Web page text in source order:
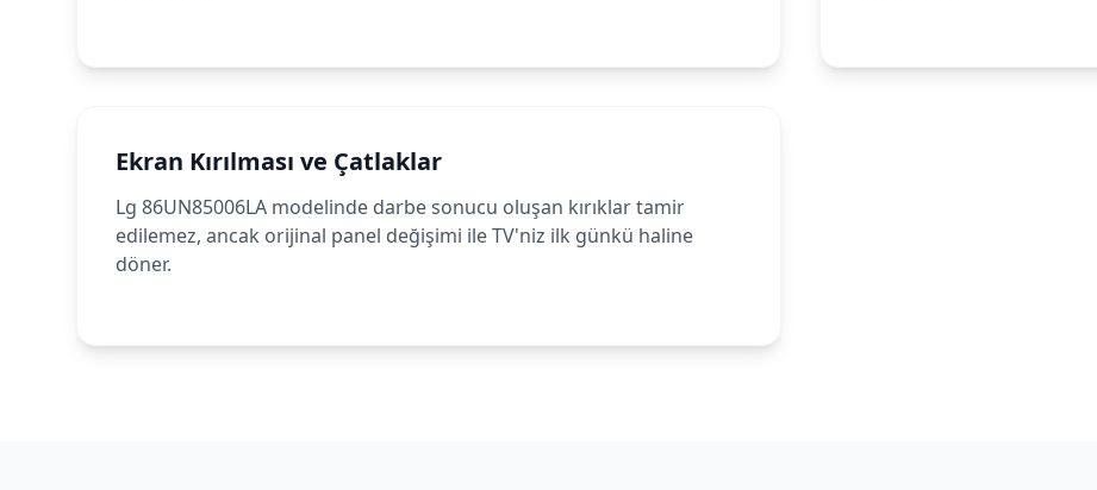
Ekran Kırılması ve Çatlaklar
Lg 86UN85006LA modelinde darbe sonucu oluşan kırıklar tamir
edilemez, ancak orijinal panel değişimi ile TV'niz ilk günkü haline
döner.